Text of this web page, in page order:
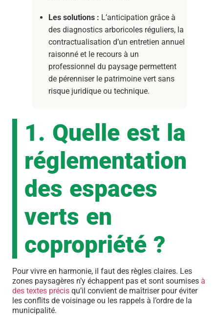
Les solutions : L’anticipation grâce à
des diagnostics arboricoles réguliers, la
contractualisation d’un entretien annuel
raisonné et le recours à un
professionnel du paysage permettent
de pérenniser le patrimoine vert sans
risque juridique ou technique.
1. Quelle est la
réglementation
des espaces
verts en
copropriété ?
Pour vivre en harmonie, il faut des règles claires. Les
zones paysagères n’y échappent pas et sont soumises à
des textes précis qu’il convient de maîtriser pour éviter
les conflits de voisinage ou les rappels à l’ordre de la
municipalité.